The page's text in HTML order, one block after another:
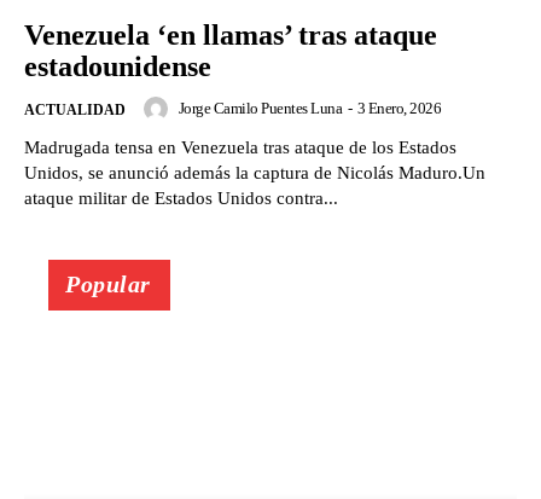
Venezuela ‘en llamas’ tras ataque
estadounidense
ACTUALIDAD Jorge Camilo Puentes Luna - 3 Enero, 2026
Madrugada tensa en Venezuela tras ataque de los Estados
Unidos, se anunció además la captura de Nicolás Maduro.Un
ataque militar de Estados Unidos contra...
Popular